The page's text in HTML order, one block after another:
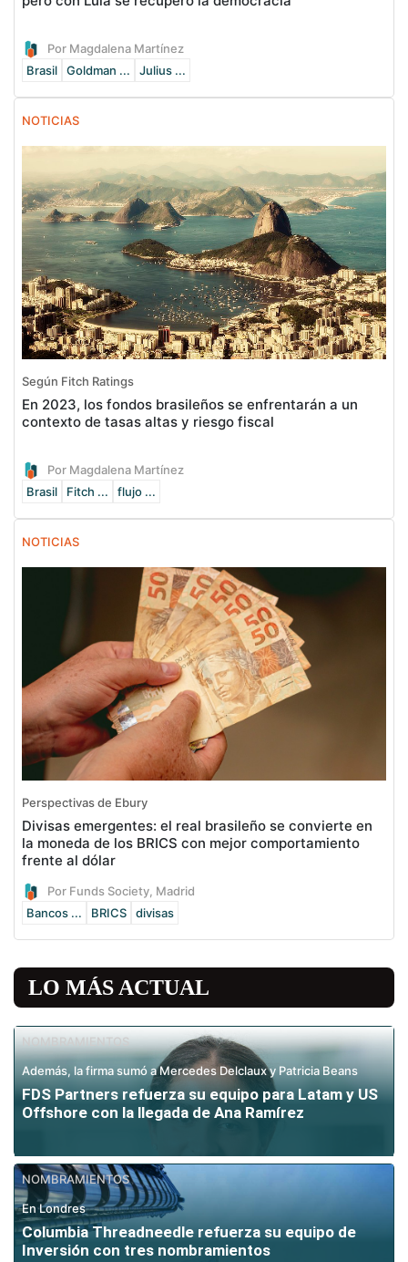
Por Magdalena Martínez
Brasil
Goldman ... Julius ...
NOTICIAS
Según Fitch Ratings
En 2023, los fondos brasileños se enfrentarán a un
contexto de tasas altas y riesgo fiscal
Por Magdalena Martínez
Brasil
Fitch ... flujo ...
NOTICIAS
Perspectivas de Ebury
Divisas emergentes: el real brasileño se convierte en
la moneda de los BRICS con mejor comportamiento
frente al dólar
Por Funds Society, Madrid
Bancos ...
BRICS divisas
LO MÁS ACTUAL
NOMBRAMIENTOS
Además, la firma sumó a Mercedes Delclaux y Patricia Beans
FDS Partners refuerza su equipo para Latam y US
Offshore con la llegada de Ana Ramírez
NOMBRAMIENTOS
En Londres
Columbia Threadneedle refuerza su equipo de
Inversión con tres nombramientos